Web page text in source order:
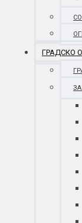
ГРАДСКО